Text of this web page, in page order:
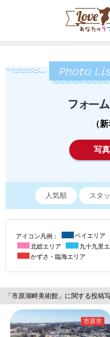
（
写
人気順 スタ
アイコン凡例： ベイエリア
北総エリア
九十九里
かずさ・臨海エリア
「市原湖畔美術館」に関する投稿
市原市